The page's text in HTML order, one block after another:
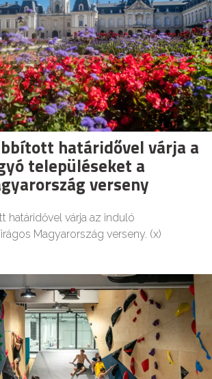
határidővel várja a
településeket a
verseny
határidővel várja az induló
Magyarország verseny. (x)